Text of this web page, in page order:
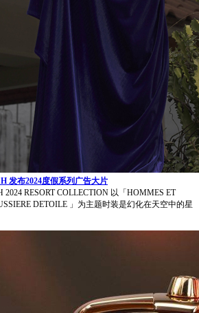
发布2024度假系列广告大片
2024 RESORT COLLECTION 以「HOMMES ET
DETOILE 」为主题时装是幻化在天空中的星